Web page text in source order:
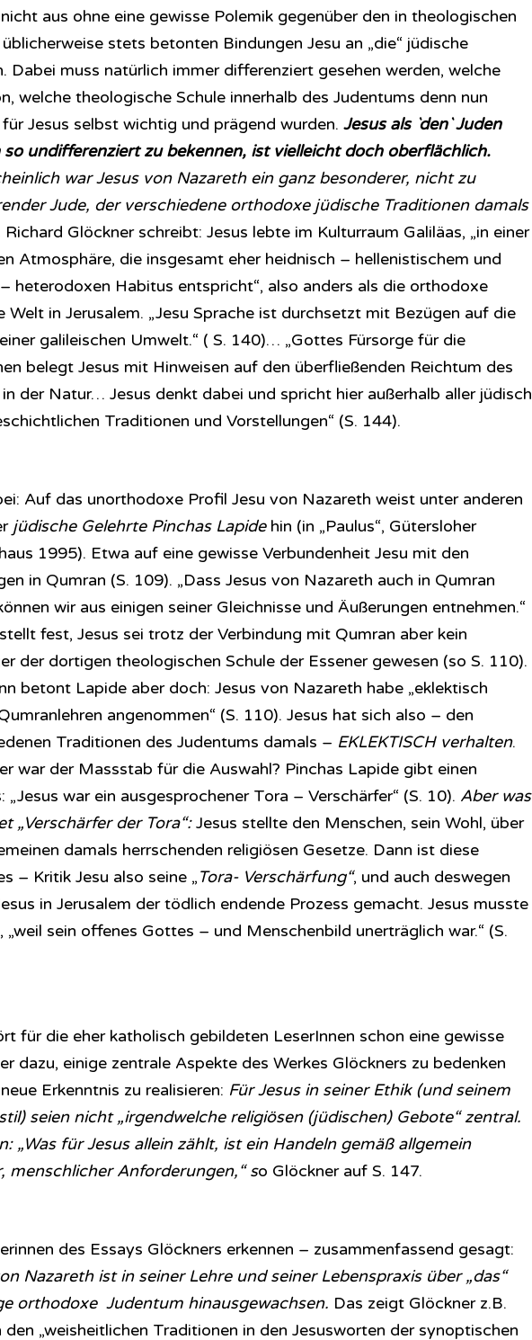
aus ohne eine gewisse Polemik gegenüber den in theologischen
üblicherweise stets betonten Bindungen Jesu an „die“ jüdische
Dabei muss natürlich immer differenziert gesehen werden, welche
welche theologische Schule innerhalb des Judentums denn nun
Jesus selbst wichtig und prägend wurden. Jesus als `den` Juden
so undifferenziert zu bekennen, ist vielleicht doch oberflächlich.
war Jesus von Nazareth ein ganz besonderer, nicht zu
Jude, der verschiedene orthodoxe jüdische Traditionen damals
Richard Glöckner schreibt: Jesus lebte im Kulturraum Galiläas, „in einer
Atmosphäre, die insgesamt eher heidnisch – hellenistischem und
heterodoxen Habitus entspricht“, also anders als die orthodoxe
Welt in Jerusalem. „Jesu Sprache ist durchsetzt mit Bezügen auf die
galileischen Umwelt.“ ( S. 140)… „Gottes Fürsorge für die
belegt Jesus mit Hinweisen auf den überfließenden Reichtum des
in der Natur… Jesus denkt dabei und spricht hier außerhalb aller jüdisch
Traditionen und Vorstellungen“ (S. 144).
Auf das unorthodoxe Profil Jesu von Nazareth weist unter anderen
jüdische Gelehrte Pinchas Lapidehin (in „Paulus“, Gütersloher
1995). Etwa auf eine gewisse Verbundenheit Jesu mit den
in Qumran (S. 109). „Dass Jesus von Nazareth auch in Qumran
wir aus einigen seiner Gleichnisse und Äußerungen entnehmen.“
fest, Jesus sei trotz der Verbindung mit Qumran aber kein
der dortigen theologischen Schule der Essener gewesen (so S. 110).
betont Lapide aber doch: Jesus von Nazareth habe „eklektisch
angenommen“ (S. 110). Jesus hat sich also – den
Traditionen des Judentums damals – EKLEKTISCH verhalten.
war der Massstab für die Auswahl? Pinchas Lapide gibt einen
„Jesus war ein ausgesprochener Tora – Verschärfer“ (S. 10). Aber was
„Verschärfer der Tora“:Jesus stellte den Menschen, sein Wohl, über
damals herrschenden religiösen Gesetze. Dann ist diese
– Kritik Jesu also seine „Tora- Verschärfung“, und auch deswegen
in Jerusalem der tödlich endende Prozess gemacht. Jesus musste
„weil sein offenes Gottes – und Menschenbild unerträglich war.“ (S.
für die eher katholisch gebildeten LeserInnen schon eine gewisse
dazu, einige zentrale Aspekte des Werkes Glöckners zu bedenken
Erkenntnis zu realisieren: Für Jesus in seiner Ethik (und seinem
seien nicht „irgendwelche religiösen (jüdischen) Gebote“ zentral.
„Was für Jesus allein zählt, ist ein Handeln gemäß allgemein
menschlicher Anforderungen,“ so Glöckner auf S. 147.
des Essays Glöckners erkennen – zusammenfassend gesagt:
Nazareth ist in seiner Lehre und seiner Lebenspraxis über „das“
orthodoxe Judentum hinausgewachsen. Das zeigt Glöckner z.B.
den „weisheitlichen Traditionen in den Jesusworten der synoptischen